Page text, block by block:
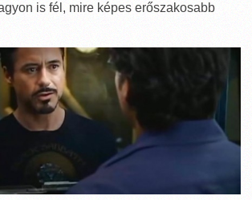
is fél, mire képes erőszakosabb